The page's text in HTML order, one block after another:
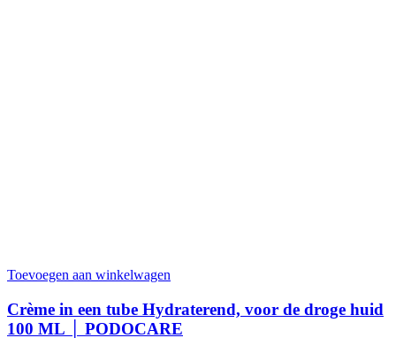
Toevoegen aan winkelwagen
Crème in een tube Hydraterend, voor de droge huid
100 ML │ PODOCARE